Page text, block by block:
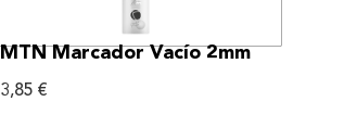
VER MÁS
MTN Marcador Vacío 2mm
3,85 €